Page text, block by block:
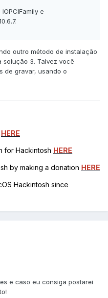
e
outro método de instalação
solução 3. Talvez você
de gravar, usando o
HERE
for Hackintosh HERE
by making a donation HERE
Hackintosh since
e caso eu consiga postarei